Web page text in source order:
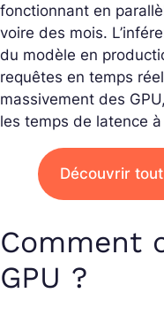
fonctionnant en
voire des mois.
du modèle en
requêtes en temps
massivement des
les temps de latence
Découvrir
Comment
GPU ?